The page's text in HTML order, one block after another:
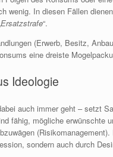
wenig. In diesen Fällen
Ersatzstrafe“.
(Erwerb, Besitz,
eine dreiste
Ideologie
auch immer geht – setzt
fähig, mögliche erwünschte
sondern auch durch